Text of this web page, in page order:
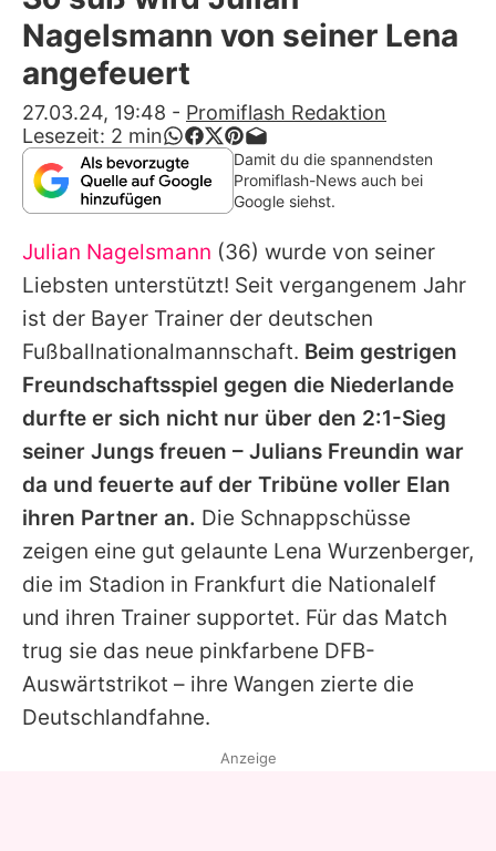
Alle Themen auf Promiflash
App runterladen
Team
Redaktionelle Richtlinien
Impressum
Datenschutzerklärung
Nutzungsbedingungen
Utiq verwalten
Nagelsmann von seiner Lena
angefeuert
27.03.24, 19:48 - Promiflash Redaktion
Lesezeit: 2 min
Damit du die spannendsten
Promiflash-News auch bei
Google siehst.
Julian Nagelsmann (36) wurde von seiner
Liebsten unterstützt! Seit vergangenem Jahr
ist der Bayer Trainer der deutschen
Fußballnationalmannschaft. Beim gestrigen
Freundschaftsspiel gegen die Niederlande
durfte er sich nicht nur über den 2:1-Sieg
seiner Jungs freuen – Julians Freundin war
da und feuerte auf der Tribüne voller Elan
ihren Partner an. Die Schnappschüsse
zeigen eine gut gelaunte Lena Wurzenberger,
die im Stadion in Frankfurt die Nationalelf
und ihren Trainer supportet. Für das Match
trug sie das neue pinkfarbene DFB-
Auswärtstrikot – ihre Wangen zierte die
Deutschlandfahne.
Anzeige